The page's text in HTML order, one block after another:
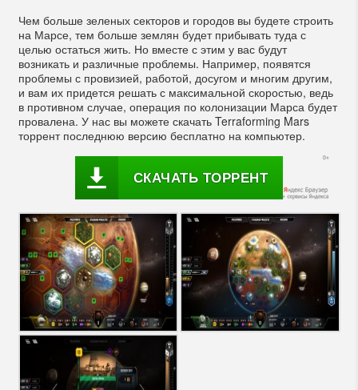
Чем больше зеленых секторов и городов вы будете строить
на Марсе, тем больше землян будет прибывать туда с
целью остаться жить. Но вместе с этим у вас будут
возникать и различные проблемы. Например, появятся
проблемы с провизией, работой, досугом и многим другим,
и вам их придется решать с максимальной скоростью, ведь
в противном случае, операция по колонизации Марса будет
провалена. У нас вы можете скачать Terraforming Mars
торрент последнюю версию бесплатно на компьютер.
СКАЧАТЬ ТОРРЕНТ